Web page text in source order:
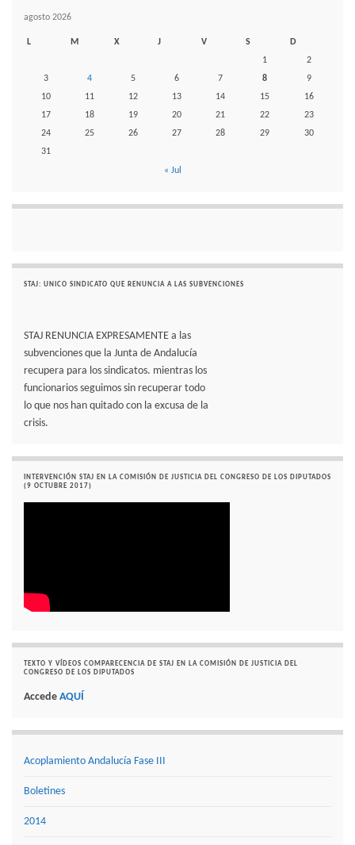
agosto 2026
L M X J V S
D
1
2
3
4 5 6 7 8
9
10
11 12 13 14 15
16
17
18 19 20 21 22
23
24
25 26 27 28 29
30
31
« Jul
STAJ: UNICO SINDICATO QUE RENUNCIA A LAS SUBVENCIONES
STAJ RENUNCIA EXPRESAMENTE a las
subvenciones que la Junta de Andalucía
recupera para los sindicatos. mientras los
funcionarios seguimos sin recuperar todo
lo que nos han quitado con la excusa de la
crisis.
INTERVENCIÓN STAJ EN LA COMISIÓN DE JUSTICIA DEL CONGRESO DE LOS DIPUTADOS
(9 OCTUBRE 2017)
TEXTO Y VÍDEOS COMPARECENCIA DE STAJ EN LA COMISIÓN DE JUSTICIA DEL
CONGRESO DE LOS DIPUTADOS
Accede AQUÍ
Acoplamiento Andalucía Fase III
Boletines
2014